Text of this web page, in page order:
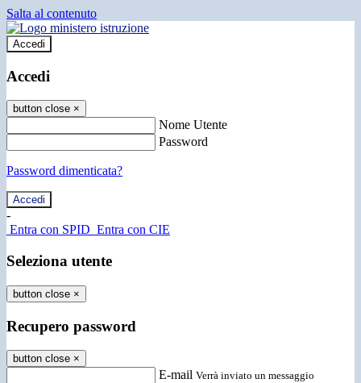
Salta al contenuto
Accedi
Accedi
button close ×
Nome Utente
Password
Password dimenticata?
-
Entra con SPID Entra con CIE
Seleziona utente
button close ×
Recupero password
button close ×
E-mail Verrà inviato un messaggio